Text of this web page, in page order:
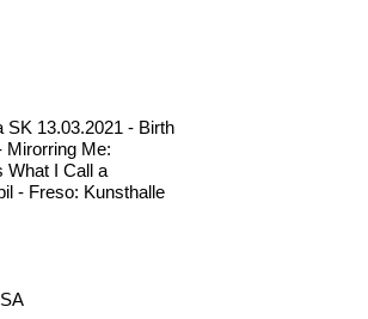
SK 13.03.2021 - Birth
Mirorring Me:
What I Call a
- Freso: Kunsthalle